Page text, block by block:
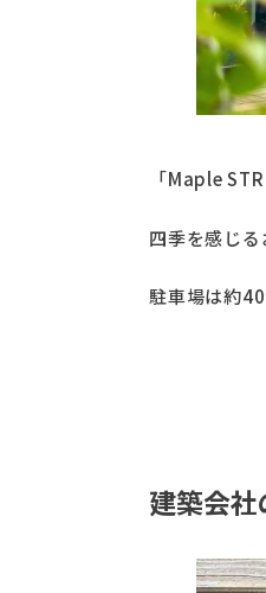
「Maple
四季を感じる
駐車場は約
建築会